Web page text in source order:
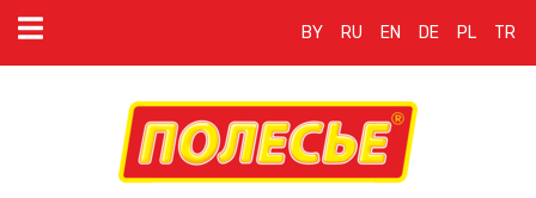
BY RU EN DE PL TR